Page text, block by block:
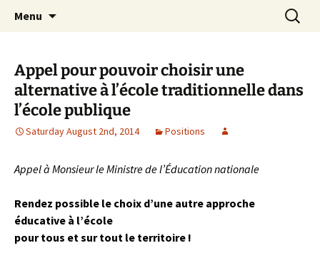
la Croisée des Chemins
apprendre, vivre, se révéler
Menu
Search
for:
Appel pour pouvoir choisir une
alternative à l’école traditionnelle dans
l’école publique
Saturday August 2nd, 2014 Positions
Appel à Monsieur le Ministre de l’Éducation nationale
Rendez possible le choix d’une autre approche
éducative à l’école
pour tous et sur tout le territoire !